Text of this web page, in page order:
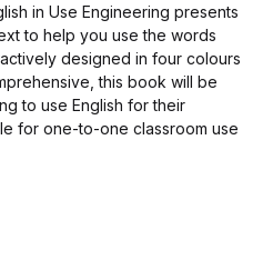
in Use Engineering presents
to help you use the words
designed in four colours
this book will be
to use English for their
for one-to-one classroom use